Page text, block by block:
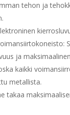
tehon ja
ja maksimaalinen
kaikki
metallista.
takaa